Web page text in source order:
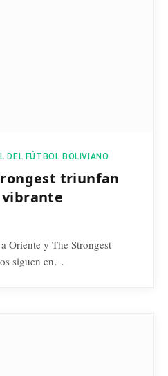
DEL FÚTBOL BOLIVIANO
triunfan
Oriente y The Strongest
siguen en…